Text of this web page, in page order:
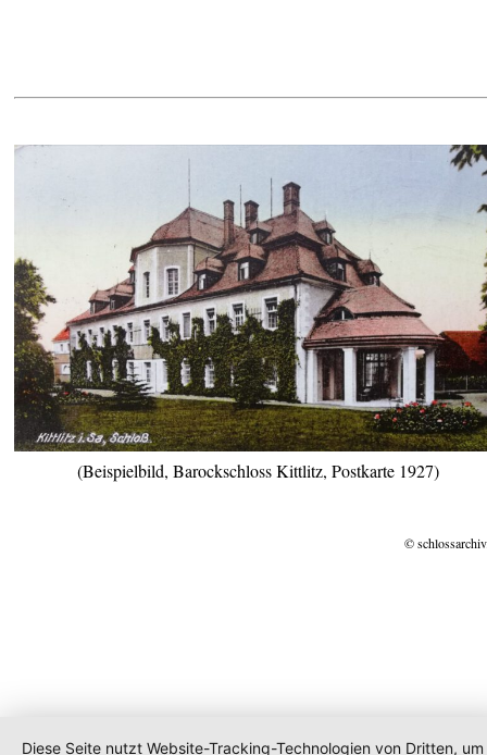
(Beispielbild, Barockschloss Kittlitz, Postkarte 1927)
©
Diese Seite nutzt Website-Tracking-Technologien von Dritten, um